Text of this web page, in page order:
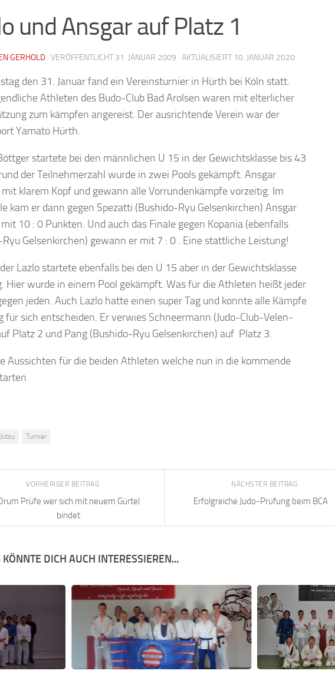
und Ansgar auf Platz 1
GERHOLD · VERÖFFENTLICHT 31. JANUAR 2009 · AKTUALISIERT 10. JANUAR 2020
den 31. Januar fand ein Vereinsturnier in Hürth bei Köln statt.
Athleten des Budo-Club Bad Arolsen waren mit elterlicher
zum kämpfen angereist. Der ausrichtende Verein war der
Yamato Hürth.
startete bei den männlichen U 15 in der Gewichtsklasse bis 43
der Teilnehmerzahl wurde in zwei Pools gekämpft. Ansgar
klarem Kopf und gewann alle Vorrundenkämpfe vorzeitig. Im
kam er dann gegen Spezatti (Bushido-Ryu Gelsenkirchen) Ansgar
10 : 0 Punkten. Und auch das Finale gegen Kopania (ebenfalls
Gelsenkirchen) gewann er mit 7 : 0 . Eine stattliche Leistung!
Lazlo startete ebenfalls bei den U 15 aber in der Gewichtsklasse
Hier wurde in einem Pool gekämpft. Was für die Athleten heißt jeder
jeden. Auch Lazlo hatte einen super Tag und konnte alle Kämpfe
für sich entscheiden. Er verwies Schneermann (Judo-Club-Velen-
Platz 2 und Pang (Bushido-Ryu Gelsenkirchen) auf Platz 3.
Aussichten für die beiden Athleten welche nun in die kommende
Jutsu Turnier
NÄCHSTER BEITRAG
Erfolgreiche Judo-Prüfung beim BCA
VORHERIGER BEITRAG
Prüfe wer sich mit neuem Gürtel
bindet
KÖNNTE DICH AUCH INTERESSIEREN...